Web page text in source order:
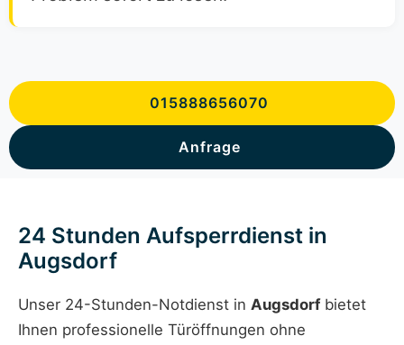
015888656070
Anfrage
24 Stunden Aufsperrdienst in
Augsdorf
Unser 24-Stunden-Notdienst in Augsdorfbietet
Ihnen professionelle Türöffnungen ohne